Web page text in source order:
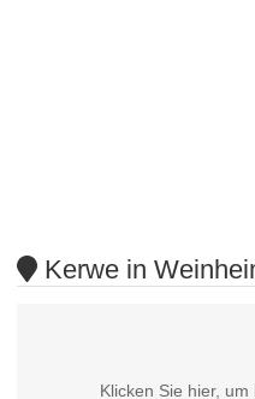
Kerwe in
Klicken Sie hier, um